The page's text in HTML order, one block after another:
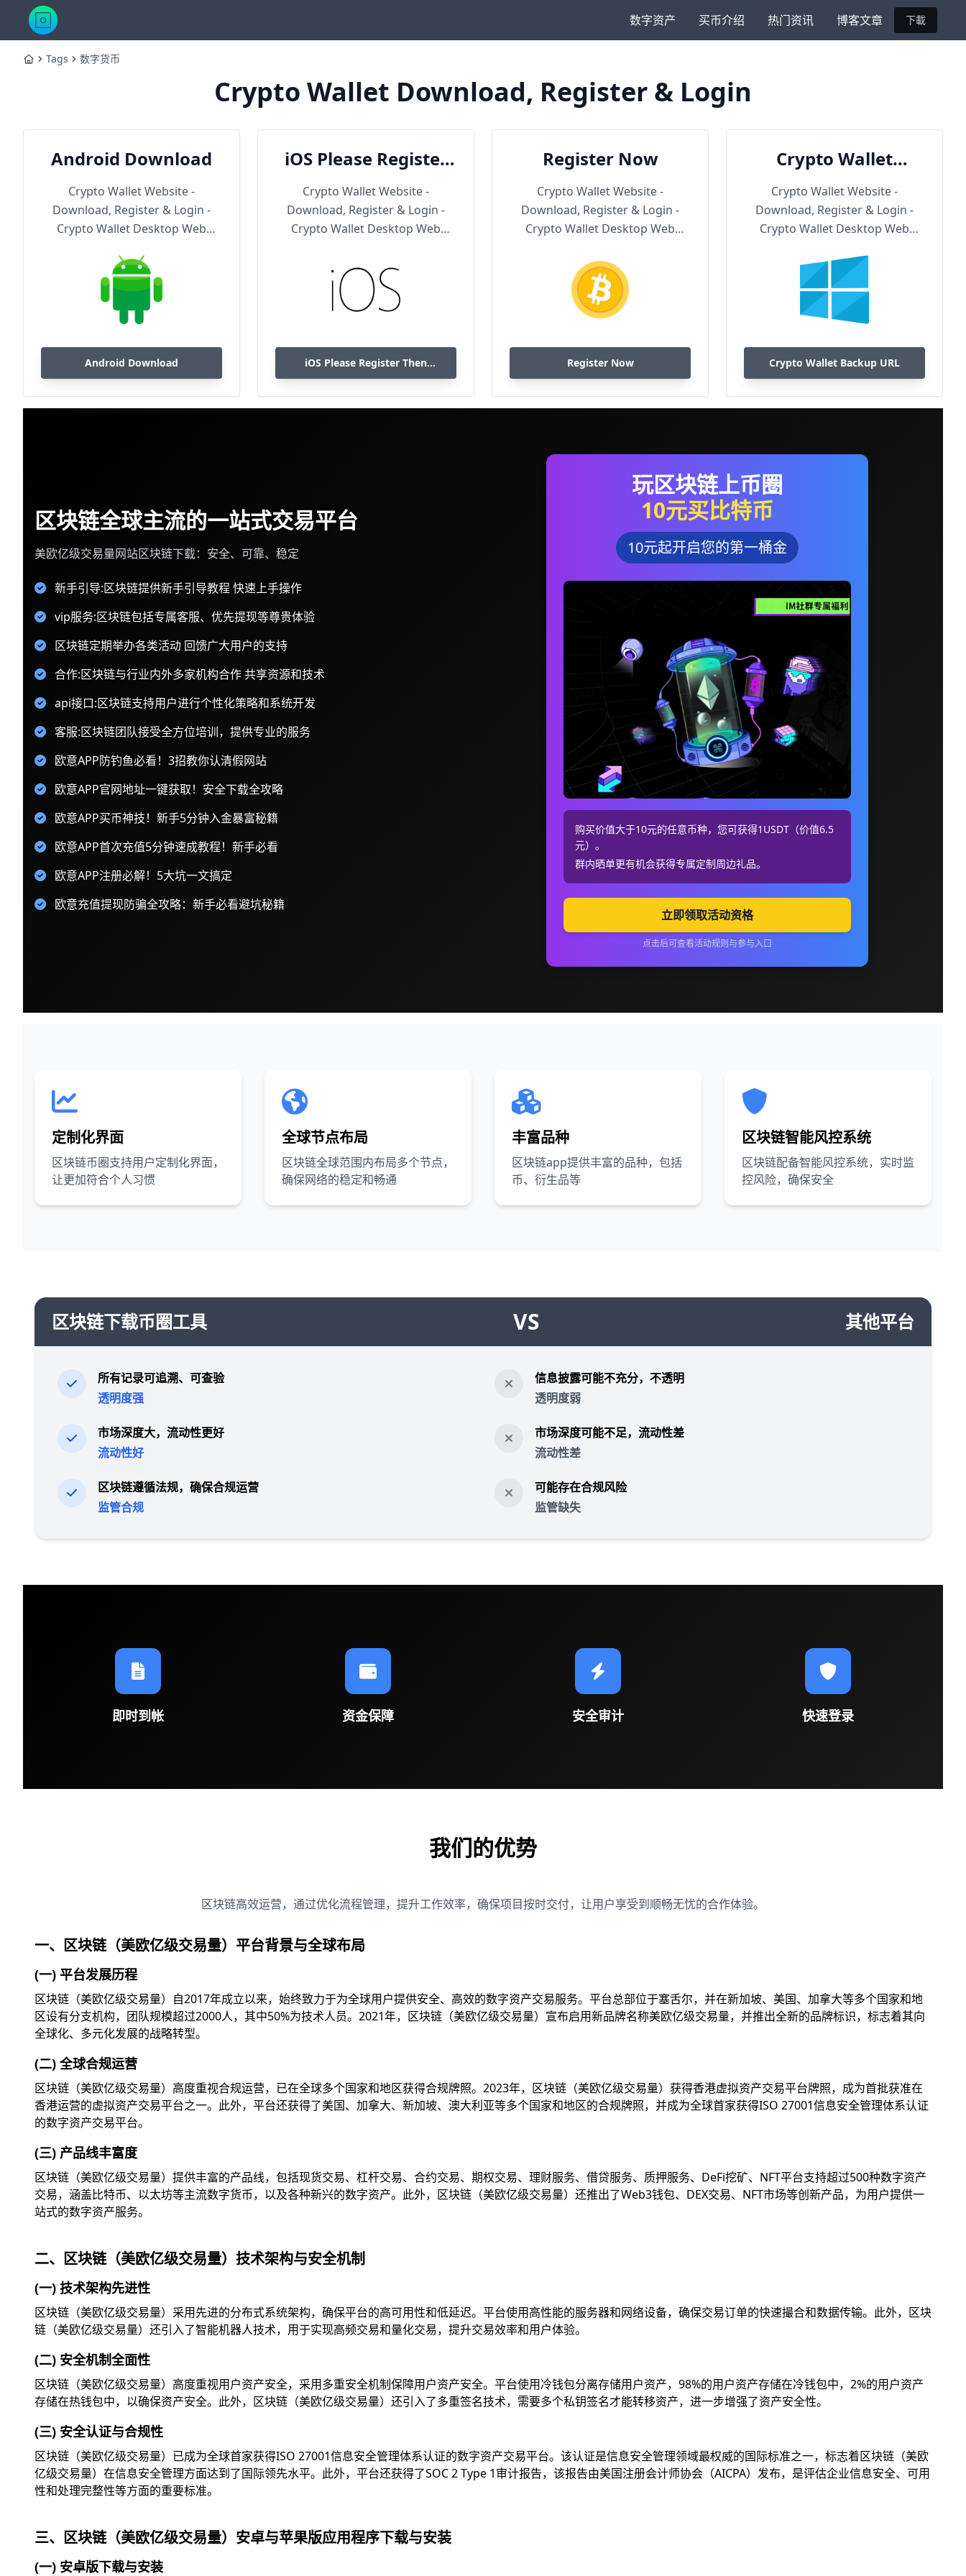
数字资产 买币介绍 热门资讯 博客文章 下載
HomeTags 数字货币
Crypto Wallet Download, Register & Login
Android Download
Crypto Wallet Website -
Download, Register & Login -
Crypto Wallet Desktop Web
Android Download
iOS Please Register
Then Download
Crypto Wallet Website -
Download, Register & Login -
Crypto Wallet Desktop Web
iOS Please Register Then
Download
Register Now
Crypto Wallet Website -
Download, Register & Login -
Crypto Wallet Desktop Web
Register Now
Crypto Wallet
Backup URL
Crypto Wallet Website -
Download, Register & Login -
Crypto Wallet Desktop Web
Crypto Wallet Backup URL
区块链全球主流的一站式交易平台
美欧亿级交易量网站区块链下载：安全、可靠、稳定
新手引导:区块链提供新手引导教程 快速上手操作
vip服务:区块链包括专属客服、优先提现等尊贵体验
区块链定期举办各类活动 回馈广大用户的支持
合作:区块链与行业内外多家机构合作 共享资源和技术
api接口:区块链支持用户进行个性化策略和系统开发
客服:区块链团队接受全方位培训，提供专业的服务
欧意APP防钓鱼必看！3招教你认清假网站
欧意APP官网地址一键获取！安全下载全攻略
欧意APP买币神技！新手5分钟入金暴富秘籍
欧意APP首次充值5分钟速成教程！新手必看
欧意APP注册必解！5大坑一文搞定
欧意充值提现防骗全攻略：新手必看避坑秘籍
玩区块链上币圈
10元买比特币
10元起开启您的第一桶金
购买价值大于10元的任意币种，您可获得1USDT（价值6.5
元）。
群内晒单更有机会获得专属定制周边礼品。
立即领取活动资格
点击后可查看活动规则与参与入口
定制化界面
区块链币圈支持用户定制化界面，
让更加符合个人习惯
全球节点布局
区块链全球范围内布局多个节点，
确保网络的稳定和畅通
丰富品种
区块链app提供丰富的品种，包括
币、衍生品等
区块链智能风控系统
区块链配备智能风控系统，实时监
控风险，确保安全
区块链下载币圈工具 VS 其他平台
所有记录可追溯、可查验
透明度强
市场深度大，流动性更好
流动性好
区块链遵循法规，确保合规运营
监管合规
信息披露可能不充分，不透明
透明度弱
市场深度可能不足，流动性差
流动性差
可能存在合规风险
监管缺失
即时到帐 资金保障 安全审计 快速登录
我们的优势
区块链高效运营，通过优化流程管理，提升工作效率，确保项目按时交付，让用户享受到顺畅无忧的合作体验。
一、区块链（美欧亿级交易量）平台背景与全球布局
(一) 平台发展历程
区块链（美欧亿级交易量）自2017年成立以来，始终致力于为全球用户提供安全、高效的数字资产交易服务。平台总部位于塞舌尔，并在新加坡、美国、加拿大等多个国家和地
区设有分支机构，团队规模超过2000人，其中50%为技术人员。2021年，区块链（美欧亿级交易量）宣布启用新品牌名称美欧亿级交易量，并推出全新的品牌标识，标志着其向
全球化、多元化发展的战略转型。
(二) 全球合规运营
区块链（美欧亿级交易量）高度重视合规运营，已在全球多个国家和地区获得合规牌照。2023年，区块链（美欧亿级交易量）获得香港虚拟资产交易平台牌照，成为首批获准在
香港运营的虚拟资产交易平台之一。此外，平台还获得了美国、加拿大、新加坡、澳大利亚等多个国家和地区的合规牌照，并成为全球首家获得ISO 27001信息安全管理体系认证
的数字资产交易平台。
(三) 产品线丰富度
区块链（美欧亿级交易量）提供丰富的产品线，包括现货交易、杠杆交易、合约交易、期权交易、理财服务、借贷服务、质押服务、DeFi挖矿、NFT平台支持超过500种数字资产
交易，涵盖比特币、以太坊等主流数字货币，以及各种新兴的数字资产。此外，区块链（美欧亿级交易量）还推出了Web3钱包、DEX交易、NFT市场等创新产品，为用户提供一
站式的数字资产服务。
二、区块链（美欧亿级交易量）技术架构与安全机制
(一) 技术架构先进性
区块链（美欧亿级交易量）采用先进的分布式系统架构，确保平台的高可用性和低延迟。平台使用高性能的服务器和网络设备，确保交易订单的快速撮合和数据传输。此外，区块
链（美欧亿级交易量）还引入了智能机器人技术，用于实现高频交易和量化交易，提升交易效率和用户体验。
(二) 安全机制全面性
区块链（美欧亿级交易量）高度重视用户资产安全，采用多重安全机制保障用户资产安全。平台使用冷钱包分离存储用户资产，98%的用户资产存储在冷钱包中，2%的用户资产
存储在热钱包中，以确保资产安全。此外，区块链（美欧亿级交易量）还引入了多重签名技术，需要多个私钥签名才能转移资产，进一步增强了资产安全性。
(三) 安全认证与合规性
区块链（美欧亿级交易量）已成为全球首家获得ISO 27001信息安全管理体系认证的数字资产交易平台。该认证是信息安全管理领域最权威的国际标准之一，标志着区块链（美欧
亿级交易量）在信息安全管理方面达到了国际领先水平。此外，平台还获得了SOC 2 Type 1审计报告，该报告由美国注册会计师协会（AICPA）发布，是评估企业信息安全、可用
性和处理完整性等方面的重要标准。
三、区块链（美欧亿级交易量）安卓与苹果版应用程序下载与安装
(一) 安卓版下载与安装